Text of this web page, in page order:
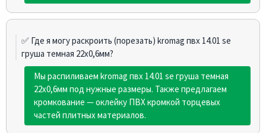
✅ Где я могу раскроить (порезать) kromag пвх 14.01 sе
груша темная 22х0,6мм?
Мы распиливаем kromag пвх 14.01 sе груша темная
22х0,6мм под нужные размеры. Также предлагаем
кромкование — оклейку ПВХ кромкой торцевых
частей плитных материалов.